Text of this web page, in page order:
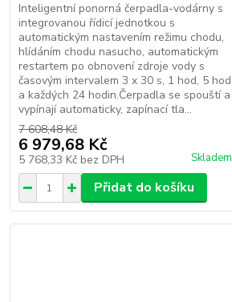
Inteligentní ponorná čerpadla-vodárny s
integrovanou řídicí jednotkou s
automatickým nastavením režimu chodu,
hlídáním chodu nasucho, automatickým
restartem po obnovení zdroje vody s
časovým intervalem 3 x 30 s, 1 hod, 5 hod
a každých 24 hodin.Čerpadla se spouští a
vypínají automaticky, zapínací tla...
7 608,48 Kč
6 979,68 Kč
5 768,33 Kč bez DPH Skladem
Přidat do košíku